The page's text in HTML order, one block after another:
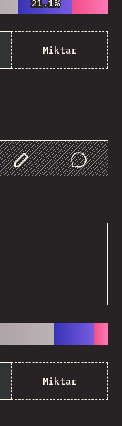
21.1%
21.1%
Miktar
Customize Data
Comments
Miktar